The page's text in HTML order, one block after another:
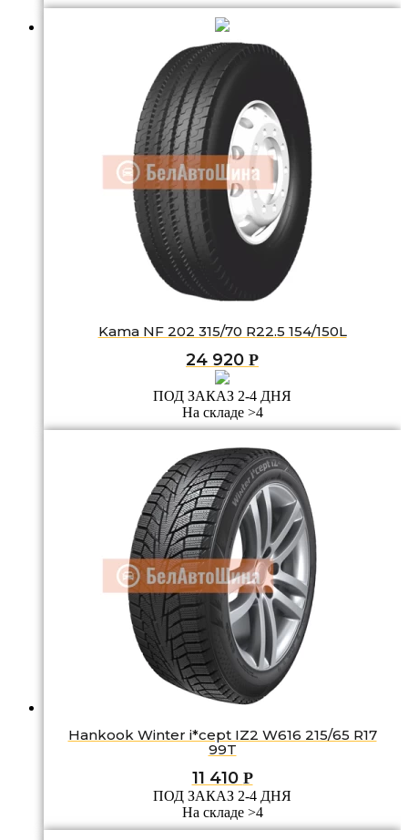
Kama NF 202 315/70 R22.5 154/150L
24 920 Р
ПОД ЗАКАЗ 2-4 ДНЯ
На складе >4
Hankook Winter i*cept IZ2 W616 215/65 R17
99T
11 410 Р
ПОД ЗАКАЗ 2-4 ДНЯ
На складе >4